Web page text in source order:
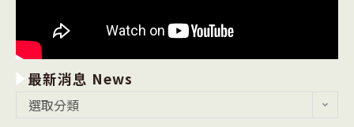
最新消息 News
選取分類